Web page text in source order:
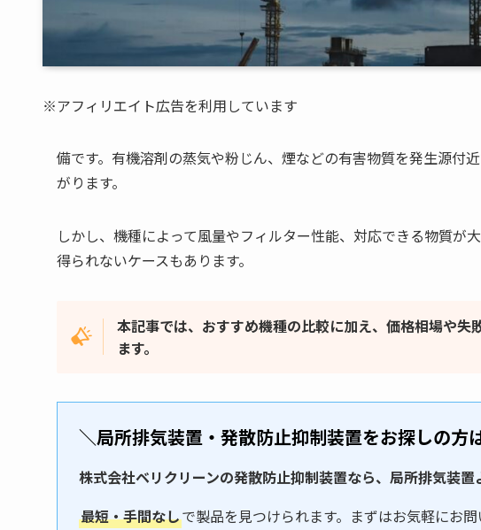
※アフィリエイト広告を利用しています
備です。有機溶剤の蒸気や粉じん、煙などの有害物質を発生源付
がります。
しかし、機種によって風量やフィルター性能、対応できる物質が
得られないケースもあります。
本記事では、おすすめ機種の比較に加え、価格相場や
ます。
＼局所排気装置・発散防止抑制装置をお探しの方
株式会社ベリクリーンの発散防止抑制装置なら、局所排気装置
最短・手間なしで製品を見つけられます。まずはお気軽にお問